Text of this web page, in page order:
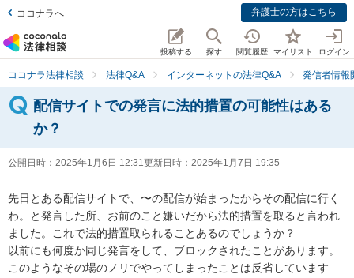
ココナラへ 弁護士の方はこちら
投稿する 探す 閲覧履歴 マイリスト ログイン
ココナラ法律相談 法律Q&A インターネットの法律Q&A 発信者情報
配信サイトでの発言に法的措置の可能性はある
か？
公開日時： 2025年1月6日 12:31更新日時： 2025年1月7日 19:35
先日とある配信サイトで、〜の配信が始まったからその配信に行く
わ。と発言した所、お前のこと嫌いだから法的措置を取ると言われ
ました。これで法的措置取られることあるのでしょうか？
以前にも何度か同じ発言をして、ブロックされたことがあります。
このようなその場のノリでやってしまったことは反省しています